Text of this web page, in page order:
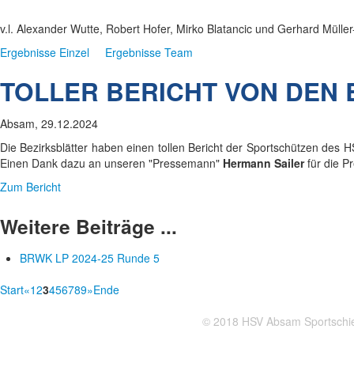
v.l. Alexander Wutte, Robert Hofer, Mirko Blatancic und Gerhard
Ergebnisse Einzel
Ergebnisse Team
TOLLER BERICHT VON DEN
Absam, 29.12.2024
Die Bezirksblätter haben einen tollen Bericht der Sportschützen des
Einen Dank dazu an unseren "Pressemann" Hermann Sailerfür die
Zum Bericht
Weitere Beiträge ...
BRWK LP 2024-25 Runde 5
Start«123456789»Ende
© 2018 HSV Absam